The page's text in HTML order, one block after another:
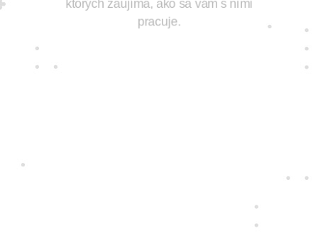
ktorých zaujíma, ako sa vám s nimi
pracuje.